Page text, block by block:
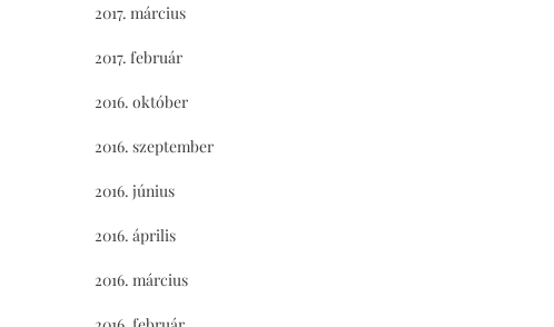
2017. március
2017. február
2016. október
2016. szeptember
2016. június
2016. április
2016. március